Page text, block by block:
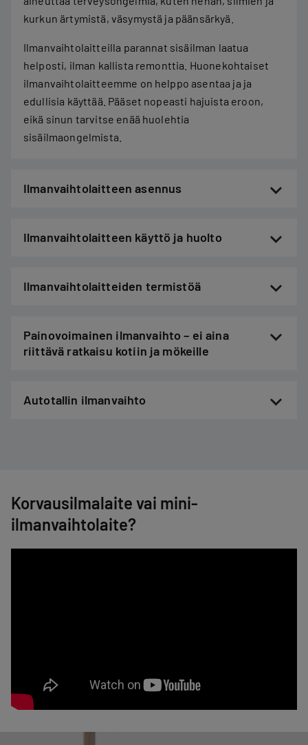
kurkun ärtymistä, väsymystä ja päänsärkyä.
Ilmanvaihtolaitteilla parannat sisäilman laatua
helposti, ilman kallista remonttia. Huonekohtaiset
ilmanvaihtolaitteemme on helppo asentaa ja ja
edullisia käyttää. Pääset nopeasti hajuista eroon,
eikä sinun tarvitse enää huolehtia
sisäilmaongelmista.
Ilmanvaihtolaitteen asennus
Ilmanvaihtolaitteen käyttö ja huolto
Ilmanvaihtolaitteiden termistöä
Painovoimainen ilmanvaihto – ei aina
riittävä ratkaisu kotiin ja mökeille
Autotallin ilmanvaihto
Korvausilmalaite vai mini-
ilmanvaihtolaite?